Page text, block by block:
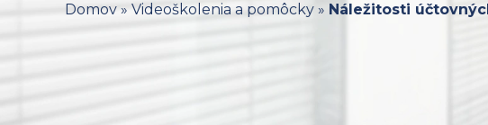
Domov » Videoškolenia a pomôcky » Náležitosti